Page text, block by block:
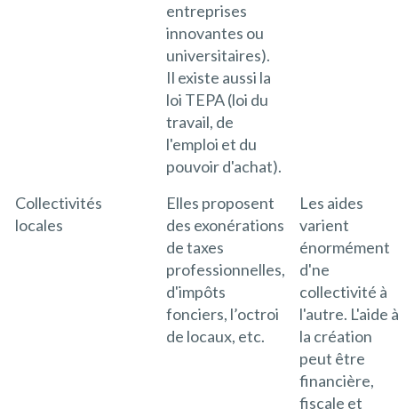
entreprises
innovantes ou
universitaires).
Il existe aussi la
loi TEPA (loi du
travail, de
l'emploi et du
pouvoir d'achat).
Collectivités
locales
Elles proposent
des exonérations
de taxes
professionnelles,
d'impôts
fonciers, l’octroi
de locaux, etc.
Les aides
varient
énormément
d'ne
collectivité à
l'autre. L'aide à
la création
peut être
financière,
fiscale et